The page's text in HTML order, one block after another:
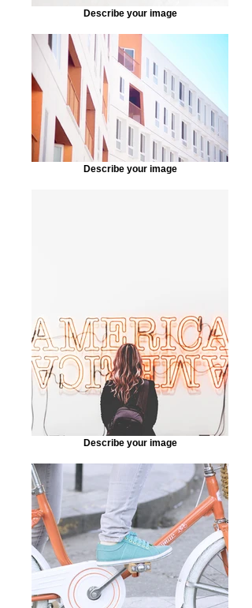
Describe your image
Describe your image
Describe your image